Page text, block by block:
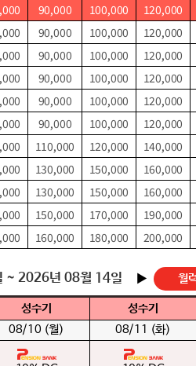
90,000 100,000 120,000
90,000 100,000 120,000
90,000 100,000 120,000
90,000 100,000 120,000
90,000 100,000 120,000
90,000 100,000 120,000
110,000 120,000 140,000
130,000 150,000 160,000
130,000 150,000 160,000
150,000 170,000 190,000
160,000 180,000 200,000